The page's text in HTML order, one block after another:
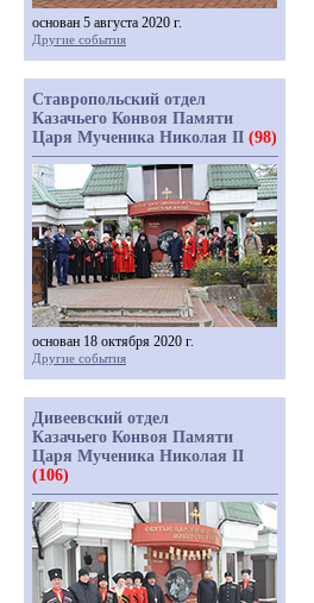
основан 5 августа 2020 г.
Другие события
Ставропольский отдел
Казачьего Конвоя Памяти
Царя Мученика Николая II (98)
основан 18 октября 2020 г.
Другие события
Дивеевский отдел
Казачьего Конвоя Памяти
Царя Мученика Николая II
(106)